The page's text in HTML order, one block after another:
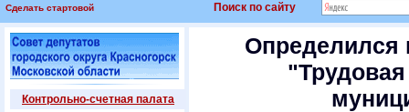
Сделать стартовой Поиск по сайту
Контрольно-счетная палата
Определился
"Трудовая